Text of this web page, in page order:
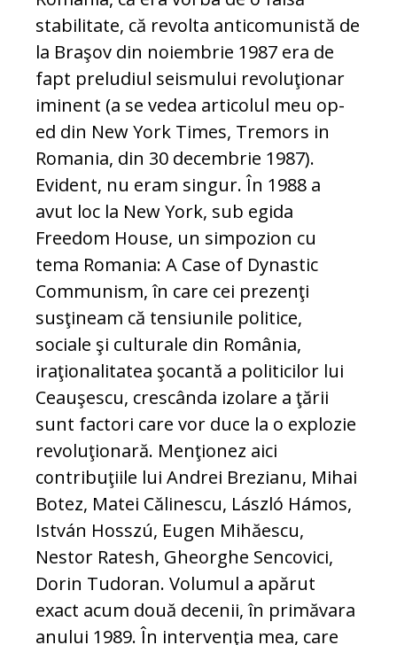
stabilitate, că revolta anticomunistă de
la Braşov din noiembrie 1987 era de
fapt preludiul seismului revoluţionar
iminent (a se vedea articolul meu op-
ed din New York Times, Tremors in
Romania, din 30 decembrie 1987).
Evident, nu eram singur. În 1988 a
avut loc la New York, sub egida
Freedom House, un simpozion cu
tema Romania: A Case of Dynastic
Communism, în care cei prezenţi
susţineam că tensiunile politice,
sociale şi culturale din România,
iraţionalitatea şocantă a politicilor lui
Ceauşescu, crescânda izolare a ţării
sunt factori care vor duce la o explozie
revoluţionară. Menţionez aici
contribuţiile lui Andrei Brezianu, Mihai
Botez, Matei Călinescu, László Hámos,
István Hosszú, Eugen Mihăescu,
Nestor Ratesh, Gheorghe Sencovici,
Dorin Tudoran. Volumul a apărut
exact acum două decenii, în primăvara
anului 1989. În intervenţia mea, care